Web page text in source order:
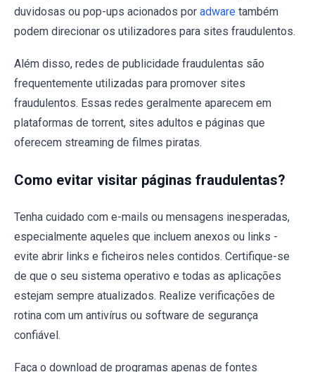
duvidosas ou pop-ups acionados por adware também
podem direcionar os utilizadores para sites fraudulentos.
Além disso, redes de publicidade fraudulentas são
frequentemente utilizadas para promover sites
fraudulentos. Essas redes geralmente aparecem em
plataformas de torrent, sites adultos e páginas que
oferecem streaming de filmes piratas.
Como evitar visitar páginas fraudulentas?
Tenha cuidado com e-mails ou mensagens inesperadas,
especialmente aqueles que incluem anexos ou links -
evite abrir links e ficheiros neles contidos. Certifique-se
de que o seu sistema operativo e todas as aplicações
estejam sempre atualizados. Realize verificações de
rotina com um antivírus ou software de segurança
confiável.
Faça o download de programas apenas de fontes